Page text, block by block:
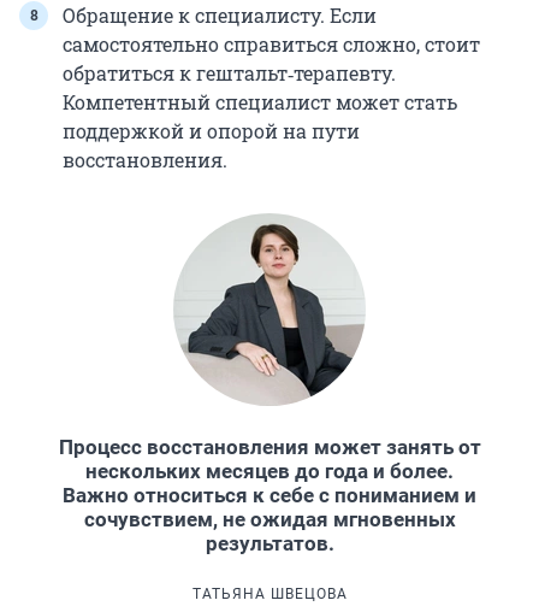
Обращение к специалисту. Если
самостоятельно справиться сложно, стоит
обратиться к гештальт‑терапевту.
Компетентный специалист может стать
поддержкой и опорой на пути
восстановления.
Процесс восстановления может занять от
нескольких месяцев до года и более.
Важно относиться к себе с пониманием и
сочувствием, не ожидая мгновенных
результатов.
ТАТЬЯНА ШВЕЦОВА